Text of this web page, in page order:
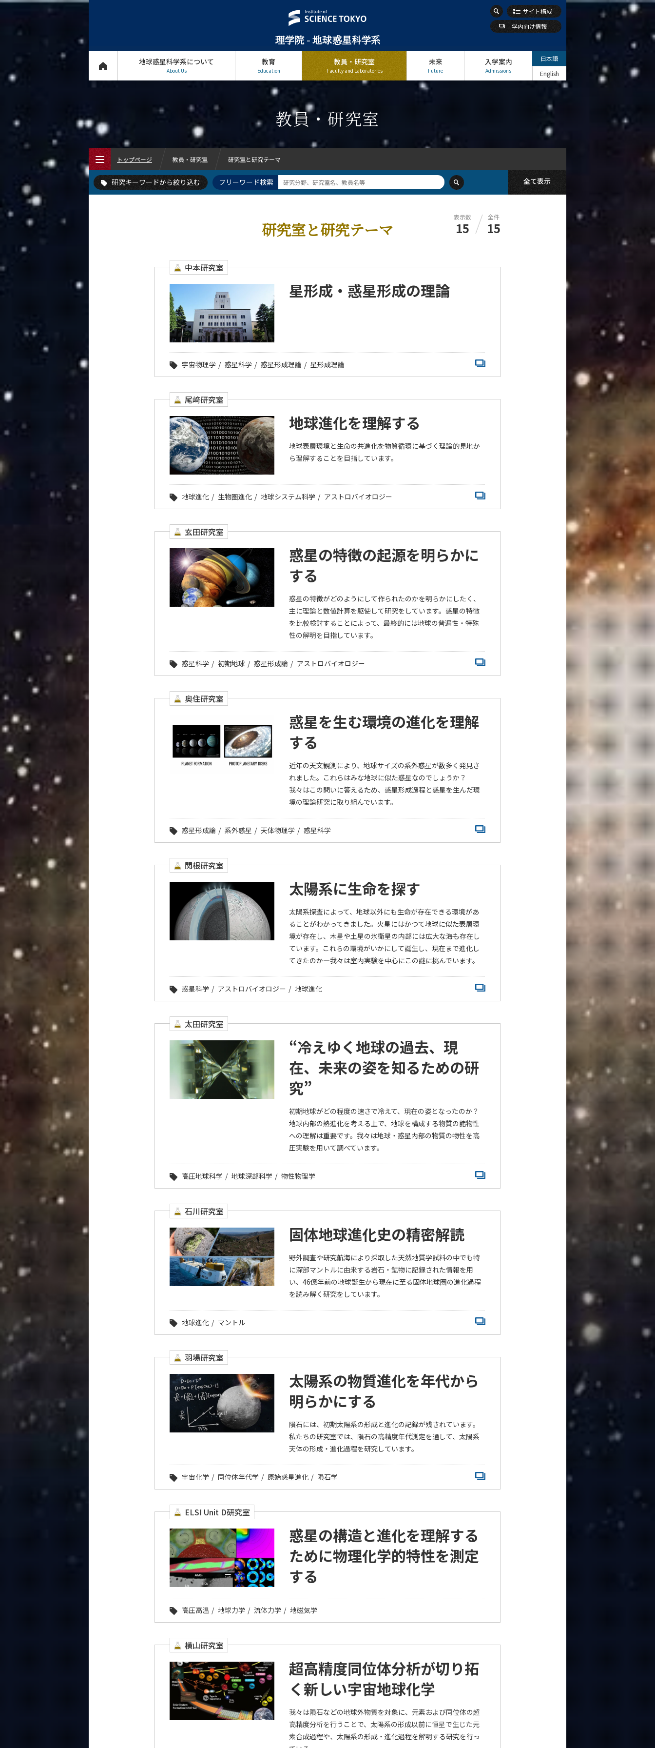
理学院 - 地球惑星科学系
サイト構成
学内向け情報
地球惑星科学系について
About Us
教育
Education
教員・研究室
Faculty and Laboratories
未来
Future
入学案内
Admissions
日本語
English
教員・研究室
研究室と研究テーマ
表示数
15 / 全件
15
中本研究室
星形成・惑星形成の理論
宇宙物理学 惑星科学 惑星形成理論 星形成理論
尾﨑研究室
地球進化を理解する
地球表層環境と生命の共進化を物質循環に基づく理論的見地か
ら理解することを目指しています。
地球進化 生物圏進化 地球システム科学 アストロバイオロジー
玄田研究室
惑星の特徴の起源を明らかに
する
惑星の特徴がどのようにして作られたのかを明らかにしたく、
主に理論と数値計算を駆使して研究をしています。惑星の特徴
を比較検討することによって、最終的には地球の普遍性・特殊
性の解明を目指しています。
惑星科学 初期地球 惑星形成論 アストロバイオロジー
奥住研究室
惑星を生む環境の進化を理解
する
近年の天文観測により、地球サイズの系外惑星が数多く発見さ
れました。これらはみな地球に似た惑星なのでしょうか？
我々はこの問いに答えるため、惑星形成過程と惑星を生んだ環
境の理論研究に取り組んでいます。
惑星形成論 系外惑星 天体物理学 惑星科学
関根研究室
太陽系に生命を探す
太陽系探査によって、地球以外にも生命が存在できる環境があ
ることがわかってきました。火星にはかつて地球に似た表層環
境が存在し、木星や土星の氷衛星の内部には広大な海も存在し
ています。これらの環境がいかにして誕生し、現在まで進化し
てきたのか―我々は室内実験を中心にこの謎に挑んでいます。
惑星科学 アストロバイオロジー 地球進化
太田研究室
“冷えゆく地球の過去、現
在、未来の姿を知るための研
究”
初期地球がどの程度の速さで冷えて、現在の姿となったのか？
地球内部の熱進化を考える上で、地球を構成する物質の諸物性
への理解は重要です。我々は地球・惑星内部の物質の物性を高
圧実験を用いて調べています。
高圧地球科学 地球深部科学 物性物理学
石川研究室
固体地球進化史の精密解読
野外調査や研究航海により採取した天然地質学試料の中でも特
に深部マントルに由来する岩石・鉱物に記録された情報を用
い、46億年前の地球誕生から現在に至る固体地球圏の進化過程
を読み解く研究をしています。
地球進化 マントル
羽場研究室
太陽系の物質進化を年代から
明らかにする
隕石には、初期太陽系の形成と進化の記録が残されています。
私たちの研究室では、隕石の高精度年代測定を通して、太陽系
天体の形成・進化過程を研究しています。
宇宙化学 同位体年代学 原始惑星進化 隕石学
ELSI Unit D研究室
惑星の構造と進化を理解する
ために物理化学的特性を測定
する
高圧高温 地球力学 流体力学 地磁気学
横山研究室
超高精度同位体分析が切り拓
く新しい宇宙地球化学
我々は隕石などの地球外物質を対象に、元素および同位体の超
高精度分析を行うことで、太陽系の形成以前に恒星で生じた元
素合成過程や、太陽系の形成・進化過程を解明する研究を行っ
トップページ 教員・研究室 研究室と研究テーマ
トップページ
研究キーワードから絞り込む フリーワード検索 全て表示
地球システム科学
地球物理学 地磁気学
天文学
火山学
高圧地球科学 高圧高温
絞り込む 絞り込む クリア